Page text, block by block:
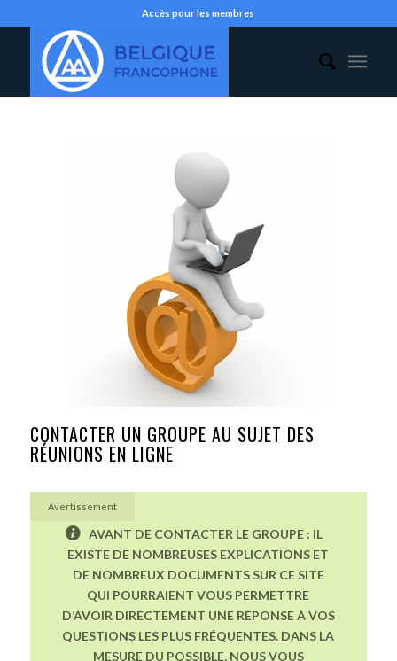
Accès pour les membres
CONTACTER UN GROUPE AU SUJET DES
RÉUNIONS EN LIGNE
Avertissement
AVANT DE CONTACTER LE GROUPE : IL
EXISTE DE NOMBREUSES EXPLICATIONS ET
DE NOMBREUX DOCUMENTS SUR CE SITE
QUI POURRAIENT VOUS PERMETTRE
D’AVOIR DIRECTEMENT UNE RÉPONSE À VOS
QUESTIONS LES PLUS FRÉQUENTES. DANS LA
MESURE DU POSSIBLE, NOUS VOUS